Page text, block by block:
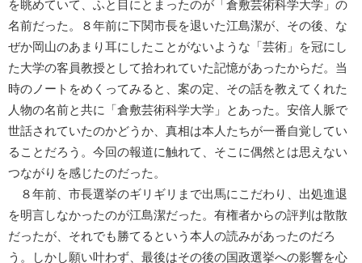
を眺めていて、ふと目にとまったのが「倉敷芸術科学大学」の
名前だった。８年前に下関市長を退いた江島潔が、その後、な
ぜか岡山のあまり耳にしたことがないような「芸術」を冠にし
た大学の客員教授として拾われていた記憶があったからだ。当
時のノートをめくってみると、案の定、その話を教えてくれた
人物の名前と共に「倉敷芸術科学大学」とあった。安倍人脈で
世話されていたのかどうか、真相は本人たちが一番自覚してい
ることだろう。今回の報道に触れて、そこに偶然とは思えない
つながりを感じたのだった。
８年前、市長選挙のギリギリまで出馬にこだわり、出処進退
を明言しなかったのが江島潔だった。有権者からの評判は散散
だったが、それでも勝てるという本人の読みがあったのだろ
う。しかし願い叶わず、最後はその後の国政選挙への影響を心